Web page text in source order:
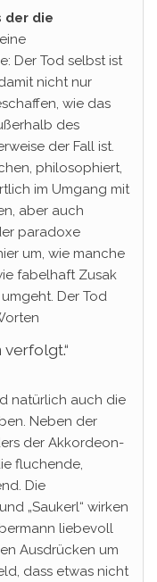
der die
Der Tod selbst ist
nicht nur
wie das
des
der Fall ist.
philosophiert,
im Umgang mit
aber auch
paradoxe
um, wie manche
fabelhaft Zusak
Der Tod
verfolgt.“
natürlich auch die
Neben der
der Akkordeon-
fluchende,
Die
„Saukerl“ wirken
liebevoll
Ausdrücken um
dass etwas nicht